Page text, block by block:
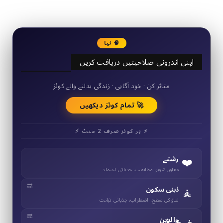
🧠 نیا
اپنی اندرونی صلاحیتیں دریافت کریں
50+ مختصر کوئز
متاثر کن · خود آگاہی · زندگی بدلنے والے کوئز
🚀 تمام کوئز دیکھیں
⚡ ہر کوئز صرف 2 منٹ ⚡
❤️ رشتے
معاون شوہر، مطابقت، جذباتی اعتماد
🧘 ذہنی سکون
تناؤ کی سطح، اضطراب، جذباتی ذہانت
والدین